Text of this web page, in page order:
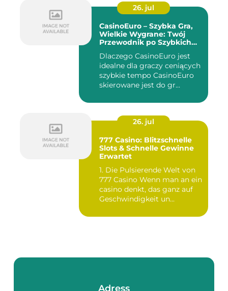
26. jul
CasinoEuro – Szybka Gra,
Wielkie Wygrane: Twój
Przewodnik po Szybkich
Dlaczego CasinoEuro jest
idealne dla graczy ceniących
szybkie tempo CasinoEuro
skierowane jest do gr...
26. jul
777 Casino: Blitzschnelle
Slots & Schnelle Gewinne
Erwartet
1. Die Pulsierende Welt von
777 Casino Wenn man an ein
casino denkt, das ganz auf
Geschwindigkeit un...
Adress